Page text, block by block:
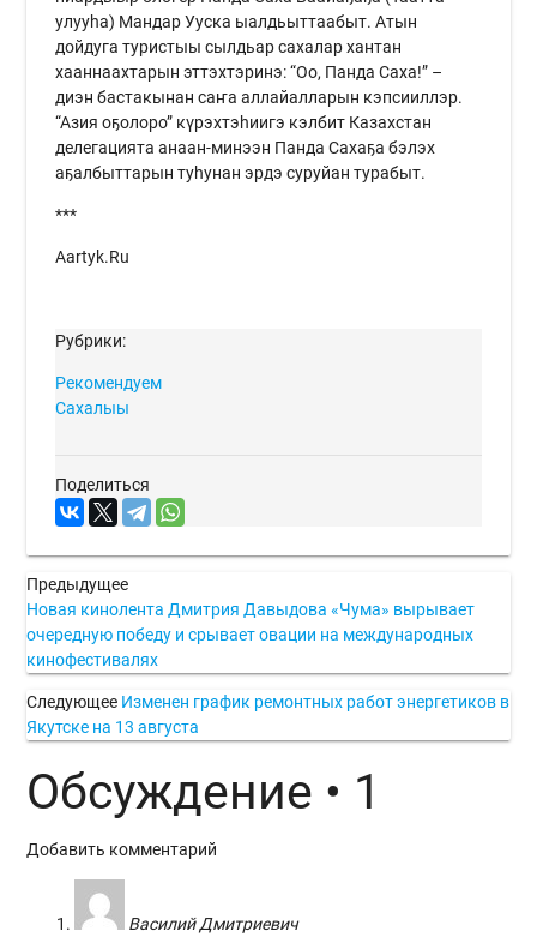
улууһа) Мандар Ууска ыалдьыттаабыт. Атын
дойдуга туристыы сылдьар сахалар хантан
хааннаахтарын эттэхтэринэ: “Оо, Панда Саха!” –
диэн бастакынан саҥа аллайалларын кэпсииллэр.
“Азия оҕолоро” күрэхтэһиигэ кэлбит Казахстан
делегацията анаан-минээн Панда Сахаҕа бэлэх
аҕалбыттарын туһунан эрдэ суруйан турабыт.
***
Aartyk.Ru
Рубрики:
Рекомендуем
Сахалыы
Поделиться
Предыдущее
Новая кинолента Дмитрия Давыдова «Чума» вырывает
очередную победу и срывает овации на международных
кинофестивалях
Следующее Изменен график ремонтных работ энергетиков в
Якутске на 13 августа
Обсуждение • 1
Добавить комментарий
Василий Дмитриевич